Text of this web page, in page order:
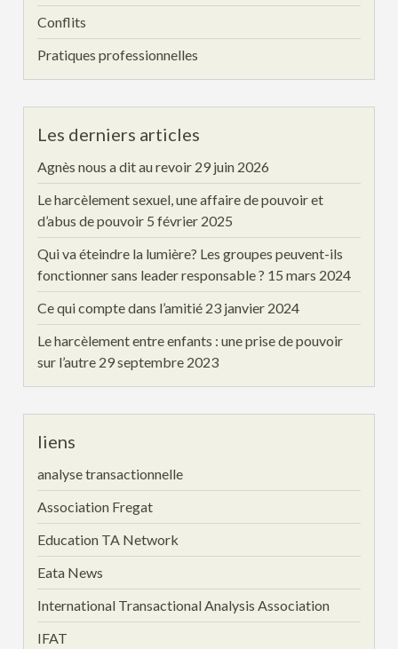
Conflits
Pratiques professionnelles
Les derniers articles
Agnès nous a dit au revoir 29 juin 2026
Le harcèlement sexuel, une affaire de pouvoir et
d’abus de pouvoir 5 février 2025
Qui va éteindre la lumière? Les groupes peuvent-ils
fonctionner sans leader responsable ? 15 mars 2024
Ce qui compte dans l’amitié 23 janvier 2024
Le harcèlement entre enfants : une prise de pouvoir
sur l’autre 29 septembre 2023
liens
analyse transactionnelle
Association Fregat
Education TA Network
Eata News
International Transactional Analysis Association
IFAT